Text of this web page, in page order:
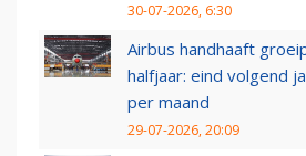
30-07-2026, 6:30
Airbus handhaaft
halfjaar: eind volgend
per maand
29-07-2026, 20:09